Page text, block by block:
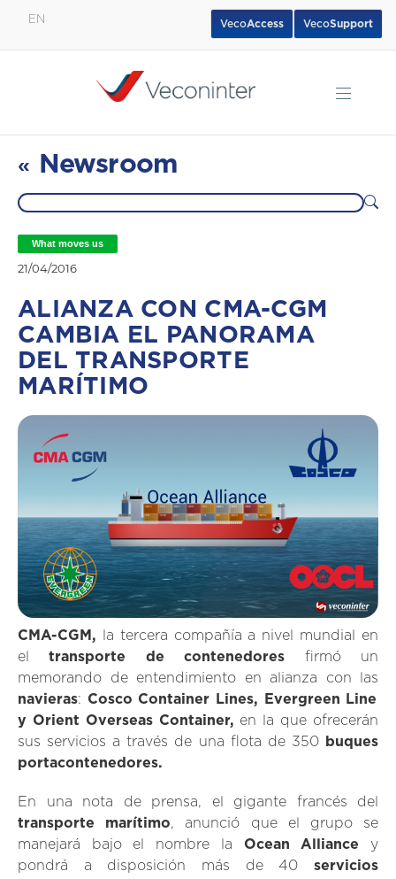
EN VecoSupport
VecoAccess
« Newsroom
What moves us
21/04/2016
ALIANZA CON CMA-CGM
CAMBIA EL PANORAMA
DEL TRANSPORTE
MARÍTIMO
CMA-CGM, la tercera compañía a nivel mundial en
eltransporte de contenedores firmó un
memorando de entendimiento en alianza con las
navieras: Cosco Container Lines, Evergreen Line
y Orient Overseas Container, en la que ofrecerán
sus servicios a través de una flota de 350
buques
portacontenedores.
En una nota de prensa, el gigante francés del
transporte marítimo, anunció que el grupo se
manejará bajo el nombre la Ocean Alliance y
pondrá a disposición más de 40 servicios